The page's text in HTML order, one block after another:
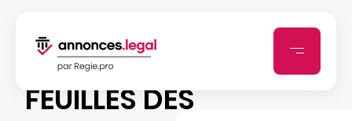
FEUILLES DES